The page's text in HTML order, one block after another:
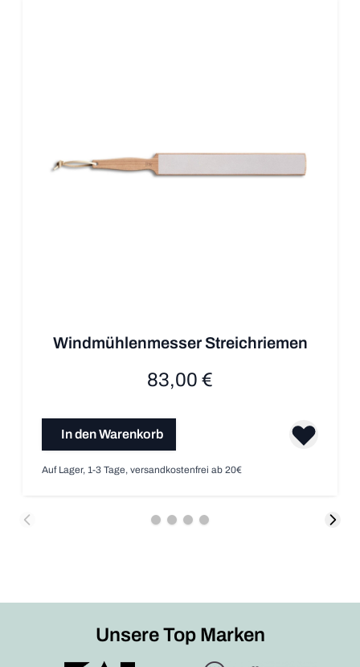
Windmühlenmesser Streichriemen
83,00 €
In den Warenkorb
Auf Lager, 1-3 Tage, versandkostenfrei ab 20€
Unsere Top Marken